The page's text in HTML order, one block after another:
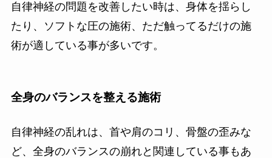
自律神経の問題を改善したい時は、身体を揺らし
たり、ソフトな圧の施術、ただ触ってるだけの施
術が適している事が多いです。
全身のバランスを整える施術
自律神経の乱れは、首や肩のコリ、骨盤の歪みな
ど、全身のバランスの崩れと関連している事もあ